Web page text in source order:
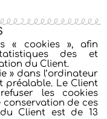
« cookies », afin
des et
du Client.
» dans l’ordinateur
préalable. Le Client
les cookies
conservation de ces
Client est de 13